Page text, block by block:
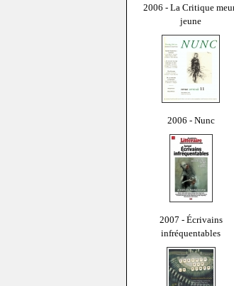
2006 - La Critique
jeune
2006 - Nunc
2007 - Écrivains
infréquentables